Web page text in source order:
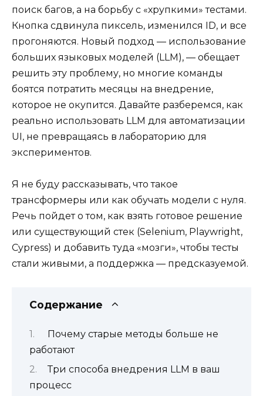
поиск багов, а на борьбу с «хрупкими» тестами.
Кнопка сдвинула пиксель, изменился ID, и все
прогоняются. Новый подход — использование
больших языковых моделей (LLM), — обещает
решить эту проблему, но многие команды
боятся потратить месяцы на внедрение,
которое не окупится. Давайте разберемся, как
реально использовать LLM для автоматизации
UI, не превращаясь в лабораторию для
экспериментов.
Я не буду рассказывать, что такое
трансформеры или как обучать модели с нуля.
Речь пойдет о том, как взять готовое решение
или существующий стек (Selenium, Playwright,
Cypress) и добавить туда «мозги», чтобы тесты
стали живыми, а поддержка — предсказуемой.
Содержание
Почему старые методы больше не
работают
Три способа внедрения LLM в ваш
процесс